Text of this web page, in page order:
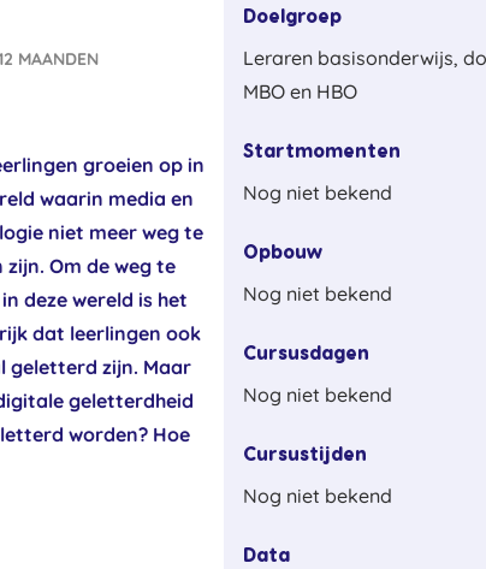
MAANDEN
groeien op in
waarin media en
niet meer weg te
zijn. Om de weg te
deze wereld is het
dat leerlingen ook
geletterd zijn. Maar
geletterdheid
worden? Hoe
Doelgroep
Leraren basisonderwijs,
MBO en HBO
Startmomenten
Nog niet bekend
Opbouw
Nog niet bekend
Cursusdagen
Nog niet bekend
Cursustijden
Nog niet bekend
Data